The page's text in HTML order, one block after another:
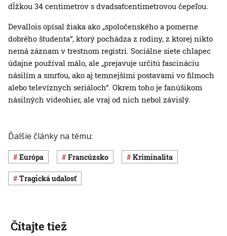
dĺžkou 34 centimetrov s dvadsaťcentimetrovou čepeľou.
Devallois opísal žiaka ako „spoločenského a pomerne
dobrého študenta“, ktorý pochádza z rodiny, z ktorej nikto
nemá záznam v trestnom registri. Sociálne siete chlapec
údajne používal málo, ale „prejavuje určitú fascináciu
násilím a smrťou, ako aj temnejšími postavami vo filmoch
alebo televíznych seriáloch“. Okrem toho je fanúšikom
násilných videohier, ale vraj od nich nebol závislý.
Ďalšie články na tému:
Európa Francúzsko Kriminalita
Tragická udalosť
Čítajte tiež